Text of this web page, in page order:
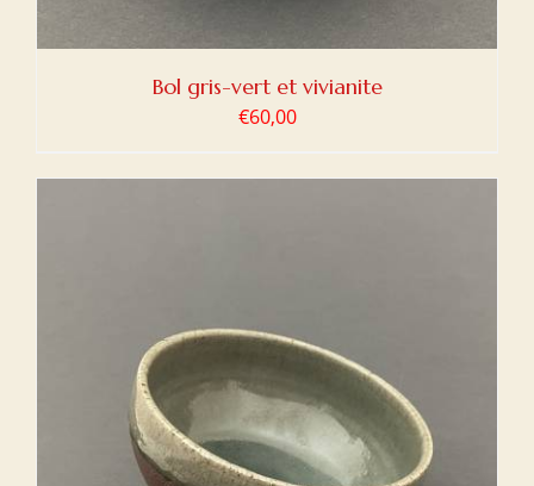
Bol gris-vert et vivianite
€60,00